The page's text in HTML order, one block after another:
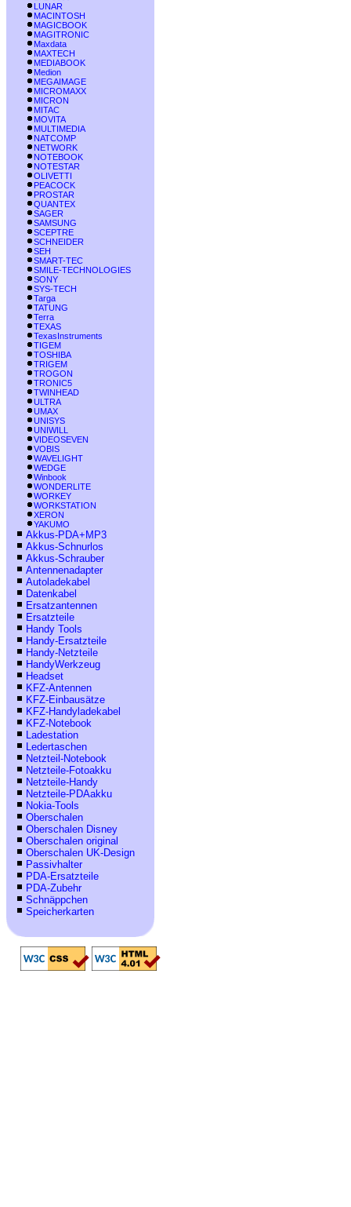
LUNAR
MACINTOSH
MAGICBOOK
MAGITRONIC
Maxdata
MAXTECH
MEDIABOOK
Medion
MEGAIMAGE
MICROMAXX
MICRON
MITAC
MOVITA
MULTIMEDIA
NATCOMP
NETWORK
NOTEBOOK
NOTESTAR
OLIVETTI
PEACOCK
PROSTAR
QUANTEX
SAGER
SAMSUNG
SCEPTRE
SCHNEIDER
SEH
SMART-TEC
SMILE-TECHNOLOGIES
SONY
SYS-TECH
Targa
TATUNG
Terra
TEXAS
TexasInstruments
TIGEM
TOSHIBA
TRIGEM
TROGON
TRONIC5
TWINHEAD
ULTRA
UMAX
UNISYS
UNIWILL
VIDEOSEVEN
VOBIS
WAVELIGHT
WEDGE
Winbook
WONDERLITE
WORKEY
WORKSTATION
XERON
YAKUMO
Akkus-PDA+MP3
Akkus-Schnurlos
Akkus-Schrauber
Antennenadapter
Autoladekabel
Datenkabel
Ersatzantennen
Ersatzteile
Handy Tools
Handy-Ersatzteile
Handy-Netzteile
HandyWerkzeug
Headset
KFZ-Antennen
KFZ-Einbausätze
KFZ-Handyladekabel
KFZ-Notebook
Ladestation
Ledertaschen
Netzteil-Notebook
Netzteile-Fotoakku
Netzteile-Handy
Netzteile-PDAakku
Nokia-Tools
Oberschalen
Oberschalen Disney
Oberschalen original
Oberschalen UK-Design
Passivhalter
PDA-Ersatzteile
PDA-Zubehr
Schnäppchen
Speicherkarten